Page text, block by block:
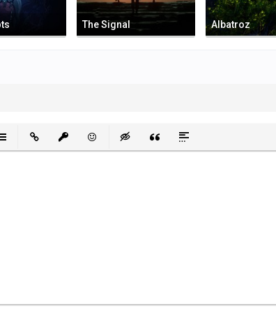
The Signal Albatroz
списоксписок
Вставить ссылку
Вставить защищенную ссылку
Вставить смайлик
Вставка скрытого текста
Вставка цитаты
Вставка спойлера